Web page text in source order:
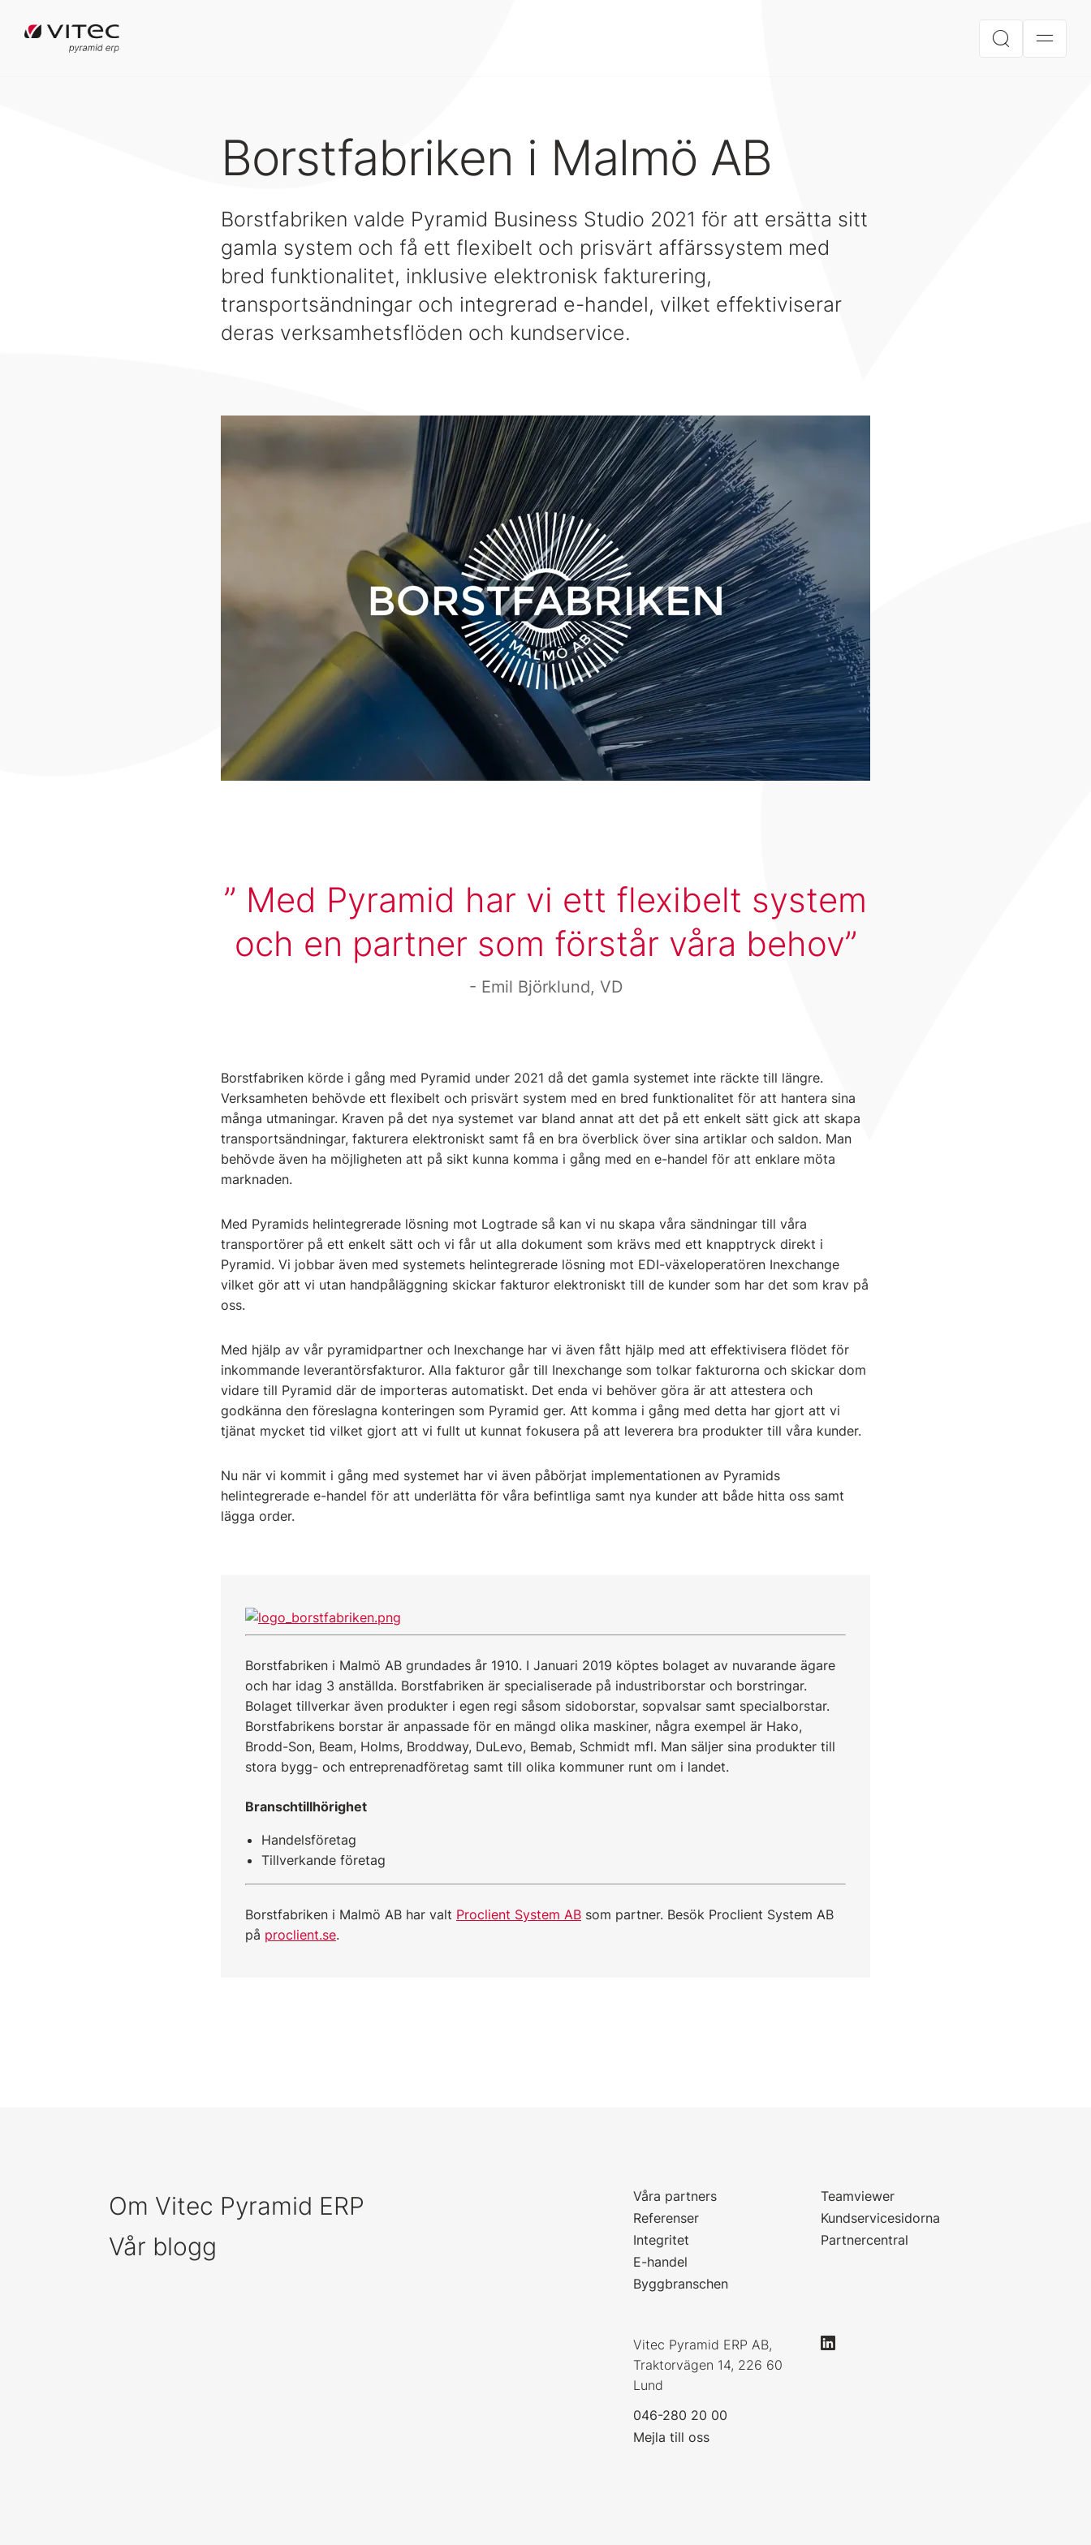
Borstfabriken i Malmö AB
Borstfabriken valde Pyramid Business Studio 2021 för att ersätta sitt
gamla system och få ett flexibelt och prisvärt affärssystem med
bred funktionalitet, inklusive elektronisk fakturering,
transportsändningar och integrerad e-handel, vilket effektiviserar
deras verksamhetsflöden och kundservice.
Med Pyramid har vi ett flexibelt system
och en partner som förstår våra behov
Emil Björklund, VD
Borstfabriken körde i gång med Pyramid under 2021 då det gamla systemet inte räckte till längre.
Verksamheten behövde ett flexibelt och prisvärt system med en bred funktionalitet för att hantera sina
många utmaningar. Kraven på det nya systemet var bland annat att det på ett enkelt sätt gick att skapa
transportsändningar, fakturera elektroniskt samt få en bra överblick över sina artiklar och saldon. Man
behövde även ha möjligheten att på sikt kunna komma i gång med en e-handel för att enklare möta
marknaden.
Med Pyramids helintegrerade lösning mot Logtrade så kan vi nu skapa våra sändningar till våra
transportörer på ett enkelt sätt och vi får ut alla dokument som krävs med ett knapptryck direkt i
Pyramid. Vi jobbar även med systemets helintegrerade lösning mot EDI-växeloperatören Inexchange
vilket gör att vi utan handpåläggning skickar fakturor elektroniskt till de kunder som har det som krav på
oss.
Med hjälp av vår pyramidpartner och Inexchange har vi även fått hjälp med att effektivisera flödet för
inkommande leverantörsfakturor. Alla fakturor går till Inexchange som tolkar fakturorna och skickar dom
vidare till Pyramid där de importeras automatiskt. Det enda vi behöver göra är att attestera och
godkänna den föreslagna konteringen som Pyramid ger. Att komma i gång med detta har gjort att vi
tjänat mycket tid vilket gjort att vi fullt ut kunnat fokusera på att leverera bra produkter till våra kunder.
Nu när vi kommit i gång med systemet har vi även påbörjat implementationen av Pyramids
helintegrerade e-handel för att underlätta för våra befintliga samt nya kunder att både hitta oss samt
lägga order.
Borstfabriken i Malmö AB grundades år 1910. I Januari 2019 köptes bolaget av nuvarande ägare
och har idag 3 anställda. Borstfabriken är specialiserade på industriborstar och borstringar.
Bolaget tillverkar även produkter i egen regi såsom sidoborstar, sopvalsar samt specialborstar.
Borstfabrikens borstar är anpassade för en mängd olika maskiner, några exempel är Hako,
Brodd-Son, Beam, Holms, Broddway, DuLevo, Bemab, Schmidt mfl. Man säljer sina produkter till
stora bygg- och entreprenadföretag samt till olika kommuner runt om i landet.
Branschtillhörighet
Handelsföretag
Tillverkande företag
Borstfabriken i Malmö AB har valt Proclient System AB som partner. Besök Proclient System AB
på proclient.se.
Om Vitec Pyramid ERP
Vår blogg
Våra partners
Referenser
Integritet
E-handel
Byggbranschen
Teamviewer
Kundservicesidorna
Partnercentral
Vitec Pyramid ERP AB,
Traktorvägen 14, 226 60
Lund
046-280 20 00
Mejla till oss